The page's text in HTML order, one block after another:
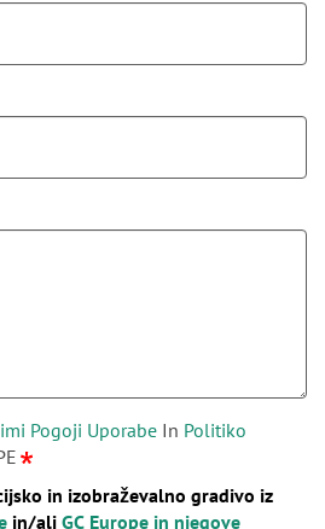
Pogoji Uporabe In Politiko
in izobraževalno gradivo iz
in/ali GC Europe in njegove